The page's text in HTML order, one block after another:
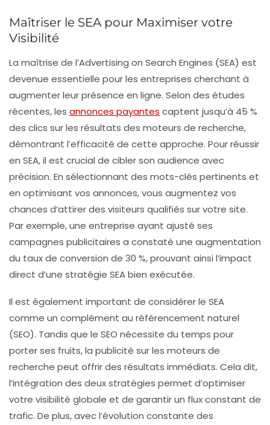
Maîtriser le SEA pour Maximiser votre
Visibilité
La maîtrise de l’Advertising on Search Engines (SEA) est
devenue essentielle pour les entreprises cherchant à
augmenter leur présence en ligne. Selon des études
récentes, les annonces payantes captent jusqu’à 45 %
des clics sur les résultats des moteurs de recherche,
démontrant l’efficacité de cette approche. Pour réussir
en SEA, il est crucial de cibler son audience avec
précision. En sélectionnant des mots-clés pertinents et
en optimisant vos annonces, vous augmentez vos
chances d’attirer des visiteurs qualifiés sur votre site.
Par exemple, une entreprise ayant ajusté ses
campagnes publicitaires a constaté une augmentation
du taux de conversion de 30 %, prouvant ainsi l’impact
direct d’une stratégie SEA bien exécutée.
Il est également important de considérer le SEA
comme un complément au référencement naturel
(SEO). Tandis que le SEO nécessite du temps pour
porter ses fruits, la publicité sur les moteurs de
recherche peut offrir des résultats immédiats. Cela dit,
l’intégration des deux stratégies permet d’optimiser
votre visibilité globale et de garantir un flux constant de
trafic. De plus, avec l’évolution constante des